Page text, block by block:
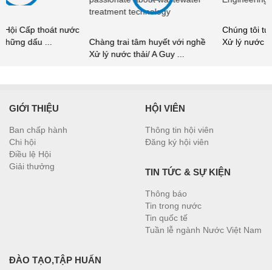
Chàng trai tâm huyết với nghề
Xử lý nước thải/ A Guy ...
Chúng tôi tự hào là Kỹ thuật viên
Xử lý nước thải/ ...
GIỚI THIỆU
Ban chấp hành
Chi hội
Điều lệ Hội
Giải thưởng
HỘI VIÊN
Thông tin hội viên
Đăng ký hội viên
TIN TỨC & SỰ KIỆN
Thông báo
Tin trong nước
Tin quốc tế
Tuần lễ ngành Nước Việt Nam
ĐÀO TẠO,TẬP HUẤN